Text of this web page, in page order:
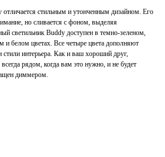
отличается стильным и утонченным дизайном. Его
но сливается с фоном, выделяя
светильник Buddy доступен в темно-зеленом,
и белом цветах. Все четыре цвета дополняют
интерьера. Как и ваш хороший друг,
рядом, когда вам это нужно, и не будет
диммером.